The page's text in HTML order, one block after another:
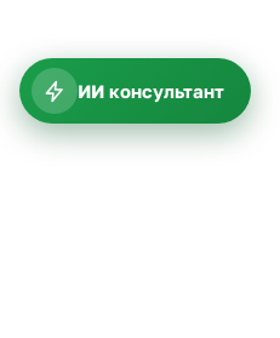
ИИ консультант